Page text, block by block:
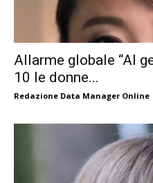
Allarme globale “AI
10 le donne...
Redazione Data Manager Online